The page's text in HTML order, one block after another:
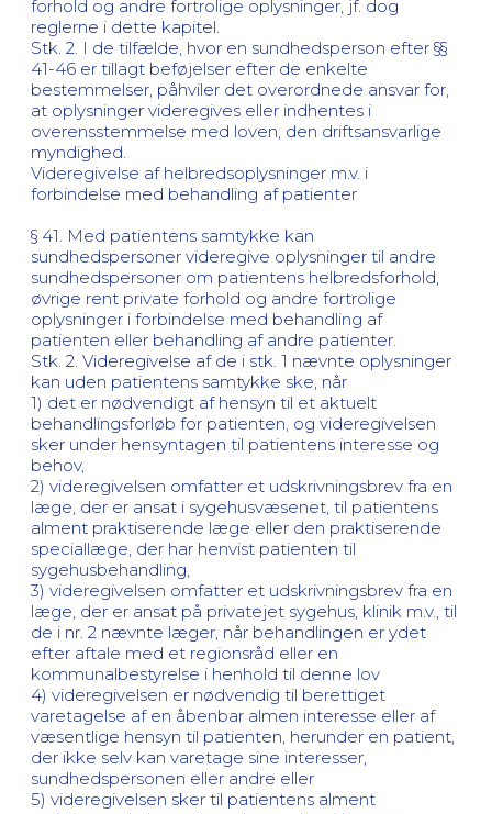
forhold og andre fortrolige oplysninger, jf. dog
reglerne i dette kapitel.
Stk. 2. I de tilfælde, hvor en sundhedsperson efter §§
41-46 er tillagt beføjelser efter de enkelte
bestemmelser, påhviler det overordnede ansvar for,
at oplysninger videregives eller indhentes i
overensstemmelse med loven, den driftsansvarlige
myndighed.
Videregivelse af helbredsoplysninger m.v. i
forbindelse med behandling af patienter
§ 41. Med patientens samtykke kan
sundhedspersoner videregive oplysninger til andre
sundhedspersoner om patientens helbredsforhold,
øvrige rent private forhold og andre fortrolige
oplysninger i forbindelse med behandling af
patienten eller behandling af andre patienter.
Stk. 2. Videregivelse af de i stk. 1 nævnte oplysninger
kan uden patientens samtykke ske, når
1) det er nødvendigt af hensyn til et aktuelt
behandlingsforløb for patienten, og videregivelsen
sker under hensyntagen til patientens interesse og
behov,
2) videregivelsen omfatter et udskrivningsbrev fra en
læge, der er ansat i sygehusvæsenet, til patientens
alment praktiserende læge eller den praktiserende
speciallæge, der har henvist patienten til
sygehusbehandling,
3) videregivelsen omfatter et udskrivningsbrev fra en
læge, der er ansat på privatejet sygehus, klinik m.v., til
de i nr. 2 nævnte læger, når behandlingen er ydet
efter aftale med et regionsråd eller en
kommunalbestyrelse i henhold til denne lov
4) videregivelsen er nødvendig til berettiget
varetagelse af en åbenbar almen interesse eller af
væsentlige hensyn til patienten, herunder en patient,
der ikke selv kan varetage sine interesser,
sundhedspersonen eller andre eller
5) videregivelsen sker til patientens alment